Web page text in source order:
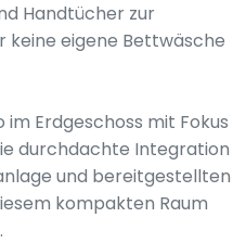
Handtücher zur
keine eigene Bettwäsche
im Erdgeschoss mit Fokus
durchdachte Integration
und bereitgestellten
kompakten Raum